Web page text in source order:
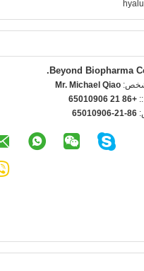
Beyond Biopharma
شخص: Mr. Michael Qiao
+86 21 65010906
86-21-65010906